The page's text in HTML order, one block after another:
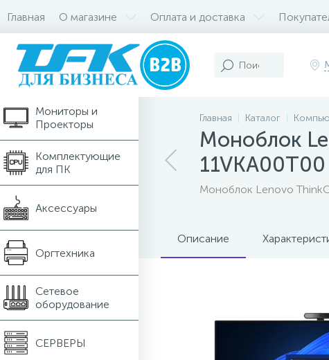
Главная О магазине Оплата и доставка
Компьютеры и
Ноутбуки
Мониторы и
Проекторы
Комплектующие
для ПК
Аксессуары
Оргтехника
Сетевое
оборудование
СЕРВЕРЫ
Главная Каталог
Моноблок
11VKA00T00
Моноблок Lenovo
Описание